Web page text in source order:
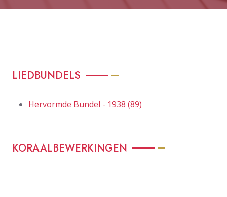
LIEDBUNDELS
Hervormde Bundel - 1938 (89)
KORAALBEWERKINGEN